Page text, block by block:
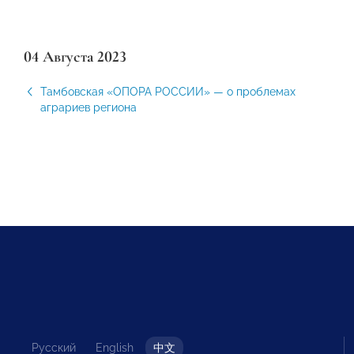
04 Августа 2023
Тамбовская «ОПОРА РОССИИ» — о проблемах
аграриев региона
Русский English 中文